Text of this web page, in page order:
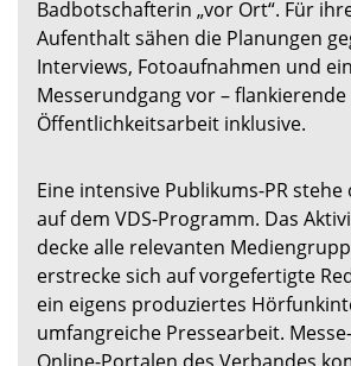
Badbotschafterin „vor Ort“. Für
Aufenthalt sähen die Planungen
Interviews, Fotoaufnahmen und
Messerundgang vor – flankierende
Öffentlichkeitsarbeit inklusive.
Eine intensive Publikums-PR
auf dem VDS-Programm. Das
decke alle relevanten
erstrecke sich auf vorgefertigte
ein eigens produziertes
umfangreiche Pressearbeit.